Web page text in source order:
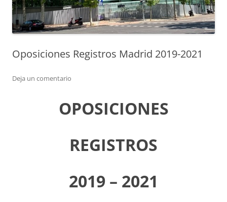
Oposiciones Registros Madrid 2019-2021
Deja un comentario
OPOSICIONES
REGISTROS
2019 – 2021